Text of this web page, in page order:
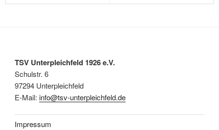
TSV Unterpleichfeld 1926 e.V.
Schulstr. 6
97294 Unterpleichfeld
E-Mail: info@tsv-unterpleichfeld.de
Impressum